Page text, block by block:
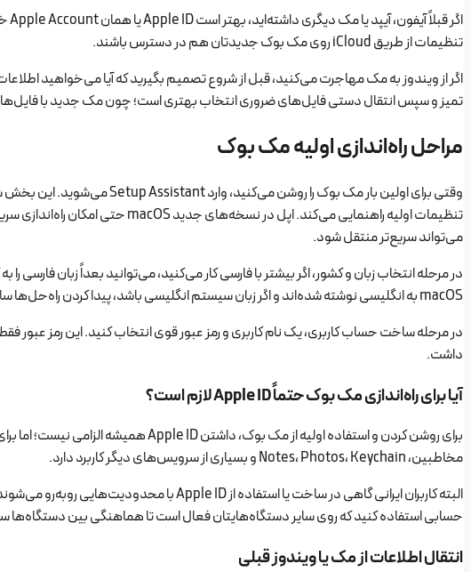
تنظیمات از طریق iCloud روی مک بوک جدیدتان هم در دسترس باشند.
اگر از ویندوز به مک مهاجرت می‌کنید، قبل از شروع تصمیم بگیرید که آیا می‌خواهید اطلاعات
تمیز و سپس انتقال دستی فایل‌های ضروری انتخاب بهتری است؛ چون مک جدید با
مراحل راه‌اندازی اولیه مک بوک
می‌تواند سریع‌تر منتقل شود.
در مرحله انتخاب زبان و کشور، اگر بیشتر با فارسی کار می‌کنید، می‌توانید بعداً زبان
macOS به انگلیسی نوشته شده‌اند و اگر زبان سیستم انگلیسی باشد، پیدا کردن راه‌حل‌ها ساده‌تر خواهد بود.
داشت.
آیا برای راه‌اندازی مک بوک حتماً Apple ID لازم است؟
مخاطبین، Notes، Photos، Keychain و بسیاری از سرویس‌های دیگر کاربرد دارد.
حسابی استفاده کنید که روی سایر دستگاه‌هایتان فعال است تا هماهنگی بین دستگاه‌ها
انتقال اطلاعات از مک یا ویندوز قبلی